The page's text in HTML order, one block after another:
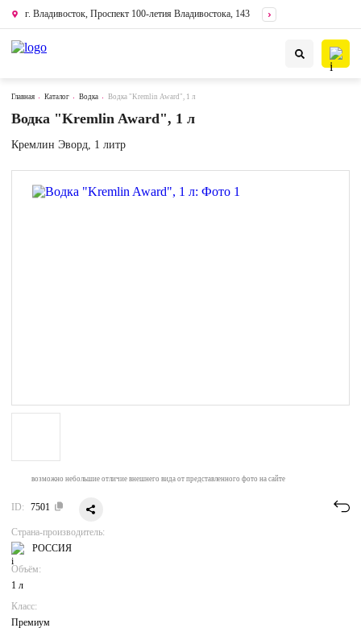
г. Владивосток, Проспект 100-летия Владивостока, 143
Главная Каталог Водка Водка "Kremlin Award", 1 л
Водка "Kremlin Award", 1 л
Кремлин Эворд, 1 литр
возможно небольшие отличие внешнего вида от представленного фото на сайте
ID: 7501
Страна-производитель:
РОССИЯ
Объём:
1 л
Класс:
Премиум